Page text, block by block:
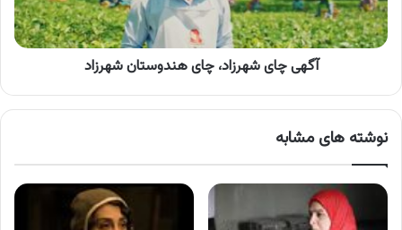
آگهی چای شهرزاد، چای هندوستان شهرزاد
نوشته های مشابه